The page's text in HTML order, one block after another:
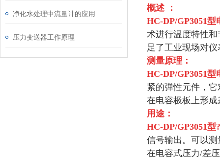
净化水处理中流量计的应用
压力变送器工作原理
概述 ：
HC-DP/GP3051型
术进行温度特性
足了工业现场对
测量原理：
HC-DP/GP3051型
紧的弹性元件，
在电容极板上形
用途：
HC-DP/GP3051型?
信号输出。可以
在电容式压力/差